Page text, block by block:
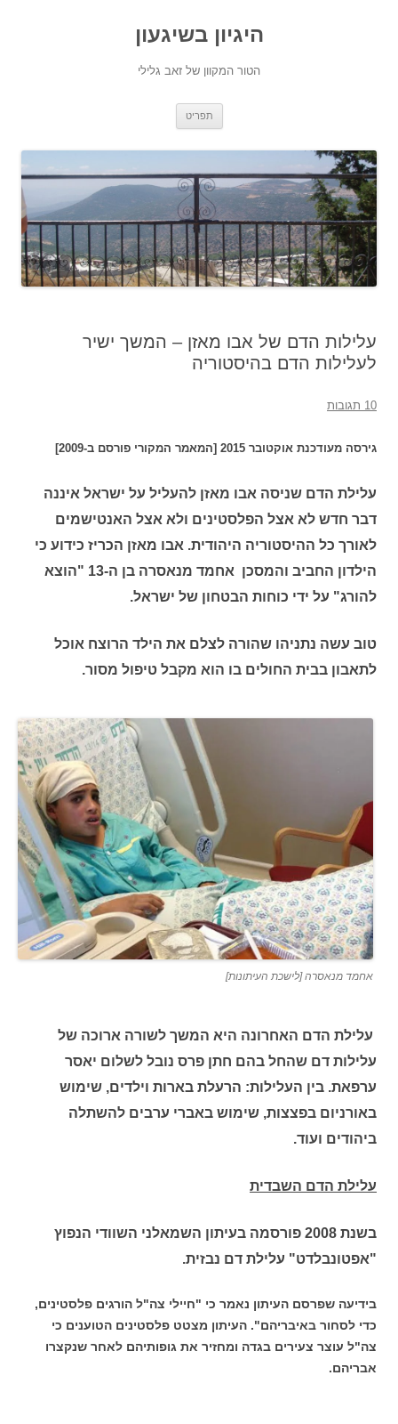
היגיון בשיגעון
הטור המקוון של זאב גלילי
תפריט
עלילות הדם של אבו מאזן – המשך ישיר
לעלילות הדם בהיסטוריה
10 תגובות
גירסה מעודכנת אוקטובר 2015 [המאמר המקורי פורסם ב-2009]
עלילת הדם שניסה אבו מאזן להעליל על ישראל איננה
דבר חדש לא אצל הפלסטינים ולא אצל האנטישמים
לאורך כל ההיסטוריה היהודית. אבו מאזן הכריז כידוע כי
הילדון החביב והמסכן אחמד מנאסרה בן ה-13 "הוצא
להורג" על ידי כוחות הבטחון של ישראל.
טוב עשה נתניהו שהורה לצלם את הילד הרוצח אוכל
לתאבון בבית החולים בו הוא מקבל טיפול מסור.
אחמד מנאסרה [לישכת העיתונות]
עלילת הדם האחרונה היא המשך לשורה ארוכה של
עלילות דם שהחל בהם חתן פרס נובל לשלום יאסר
ערפאת. בין העלילות: הרעלת בארות וילדים, שימוש
באורניום בפצצות, שימוש באברי ערבים להשתלה
ביהודים ועוד.
עלילת הדם השבדית
בשנת 2008 פורסמה בעיתון השמאלני השוודי הנפוץ
"אפטונבלדט" עלילת דם נבזית.
בידיעה שפרסם העיתון נאמר כי "חיילי צה"ל הורגים פלסטינים,
כדי לסחור באיבריהם". העיתון מצטט פלסטינים הטוענים כי
צה"ל עוצר צעירים בגדה ומחזיר את גופותיהם לאחר שנקצרו
אבריהם.